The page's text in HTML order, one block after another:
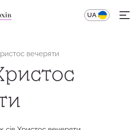
UA EN
вечеряти